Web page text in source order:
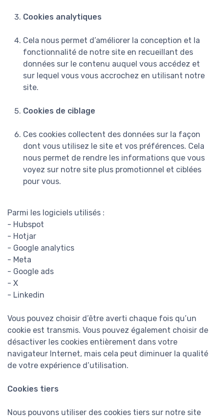
Cookies analytiques
Cela nous permet d’améliorer la conception et la
fonctionnalité de notre site en recueillant des
données sur le contenu auquel vous accédez et
sur lequel vous vous accrochez en utilisant notre
site.
Cookies de ciblage
Ces cookies collectent des données sur la façon
dont vous utilisez le site et vos préférences. Cela
nous permet de rendre les informations que vous
voyez sur notre site plus promotionnel et ciblées
pour vous.
Parmi les logiciels utilisés :
- Hubspot
- Hotjar
- Google analytics
- Meta
- Google ads
- X
- Linkedin
Vous pouvez choisir d’être averti chaque fois qu’un
cookie est transmis. Vous pouvez également choisir de
désactiver les cookies entièrement dans votre
navigateur Internet, mais cela peut diminuer la qualité
de votre expérience d’utilisation.
Cookies tiers
Nous pouvons utiliser des cookies tiers sur notre site